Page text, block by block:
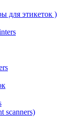
для этикеток )
scanners)